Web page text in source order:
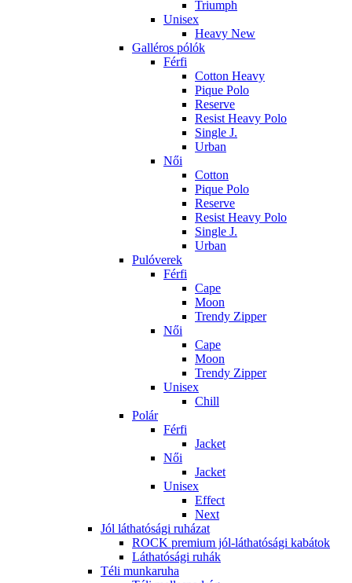
Triumph
Unisex
Heavy New
Galléros pólók
Férfi
Cotton Heavy
Pique Polo
Reserve
Resist Heavy Polo
Single J.
Urban
Női
Cotton
Pique Polo
Reserve
Resist Heavy Polo
Single J.
Urban
Pulóverek
Férfi
Cape
Moon
Trendy Zipper
Női
Cape
Moon
Trendy Zipper
Unisex
Chill
Polár
Férfi
Jacket
Női
Jacket
Unisex
Effect
Next
Jól láthatósági ruházat
ROCK premium jól-láthatósági kabátok
Láthatósági ruhák
Téli munkaruha